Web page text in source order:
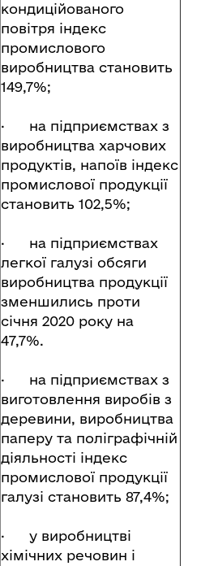
кондиційованого
повітря індекс
промислового
виробництва становить
149,7%;
· на підприємствах з
виробництва харчових
продуктів, напоїв індекс
промислової продукції
становить 102,5%;
· на підприємствах
легкої галузі обсяги
виробництва продукції
зменшились проти
січня 2020 року на
47,7%.
· на підприємствах з
виготовлення виробів з
деревини, виробництва
паперу та поліграфічній
діяльності індекс
промислової продукції
галузі становить 87,4%;
· у виробництві
хімічних речовин і